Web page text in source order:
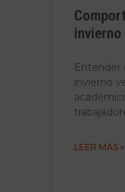
invierno
Entender
invierno
LEER MÁS »